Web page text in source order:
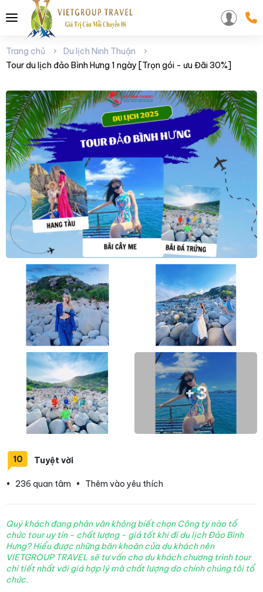
Trang chủ
Du lịch Ninh Thuận
Tour du lịch đảo Bình Hưng 1 ngày [Trọn gói - ưu Đãi 30%]
+3
10 Tuyệt vời
• 236 quan tâm • Thêm vào yêu thích
Quý khách đang phân vân không biết chọn Công ty nào tổ
chức tour uy tín - chất lượng - giá tốt khi đi du lịch Đảo Bình
Hưng? Hiểu được những băn khoăn của du khách nên
VIETGROUP TRAVEL sẽ tư vấn cho du khách chương trình tour
chi tiết nhất với giá hợp lý mà chất lượng do chính chúng tôi tổ
chức.